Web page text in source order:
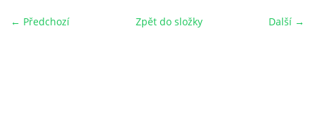
← Předchozí Další →
Zpět do složky